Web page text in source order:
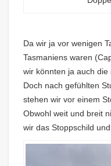
Da wir ja vor wenigen
Tasmaniens waren
wir könnten ja auch die
Doch nach gefühlten
stehen wir vor einem
Obwohl weit und breit
wir das Stoppschild